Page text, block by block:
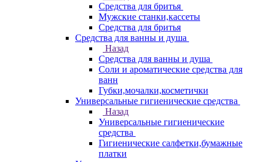
Средства для бритья
Мужские станки,кассеты
Средства для бритья
Средства для ванны и душа
Назад
Средства для ванны и душа
Соли и ароматические средства для
ванн
Губки,мочалки,косметички
Универсальные гигиенические средства
Назад
Универсальные гигиенические
средства
Гигиенические салфетки,бумажные
платки